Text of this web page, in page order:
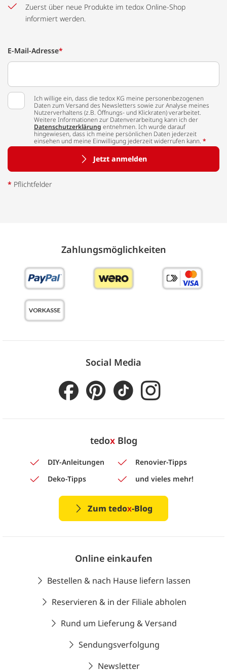
Zuerst über neue Produkte im tedox Online-Shop
informiert werden.
E-Mail-Adresse*
Ich willige ein, dass die tedox KG meine personenbezogenen
Daten zum Versand des Newsletters sowie zur Analyse meines
Nutzerverhaltens (z.B. Öffnungs- und Klickraten) verarbeitet.
Weitere Informationen zur Datenverarbeitung kann ich der
Datenschutzerklärung entnehmen. Ich wurde darauf
hingewiesen, dass ich meine persönlichen Daten jederzeit
einsehen und meine Einwilligung jederzeit widerrufen kann. *
Jetzt anmelden
* Pflichtfelder
Zahlungs­möglich­keiten
Social Media
tedoxBlog
DIY-Anleitungen
Renovier-Tipps
Deko-Tipps
und vieles mehr!
Zum tedox-Blog
Online einkaufen
Bestellen & nach Hause liefern lassen
Reservieren & in der Filiale abholen
Rund um Lieferung & Versand
Sendungsverfolgung
Newsletter